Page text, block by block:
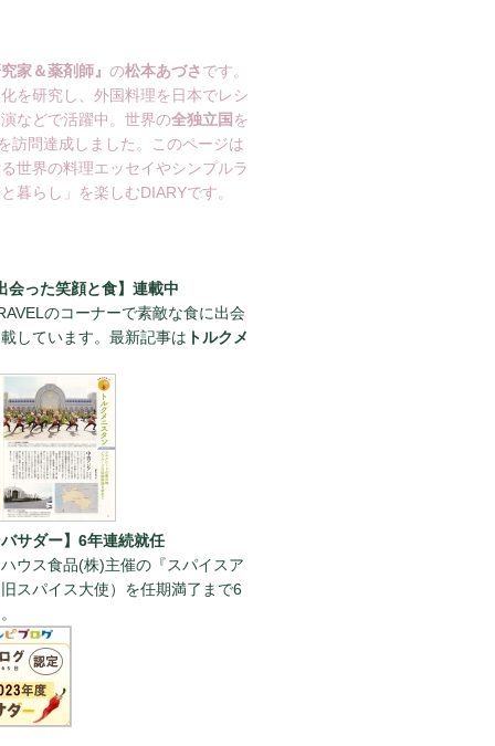
家＆薬剤師』 の松本あづさです。
を研究し、外国料理を日本でレシ
などで活躍中。世界の全独立国 を
を訪問達成しました。このページは
世界の料理エッセイやシンプルラ
暮らし」を楽しむDIARYです。
会った笑顔と食】連載中
のコーナーで素敵な食に出会
しています。最新記事は トルクメ
バサダー】6年連続就任
ウス食品(株)主催の『スパイスア
スパイス大使）を任期満了まで6